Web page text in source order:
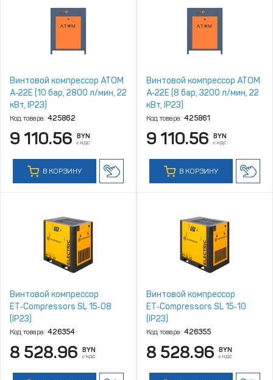
Винтовой компрессор ATOM
А‑22Е (10 бар, 2800 л/мин, 22
кВт, IP23)
Код товара: 425862
9 110.56 BYN
с НДС
В КОРЗИНУ
Винтовой компрессор ATOM
А‑22Е (8 бар, 3200 л/мин, 22
кВт, IP23)
Код товара: 425861
9 110.56 BYN
с НДС
В КОРЗИНУ
Винтовой компрессор
ET‑Compressors SL 15‑08
(IP23)
Код товара: 426354
8 528.96 BYN
с НДС
Винтовой компрессор
ET‑Compressors SL 15‑10
(IP23)
Код товара: 426355
8 528.96 BYN
с НДС